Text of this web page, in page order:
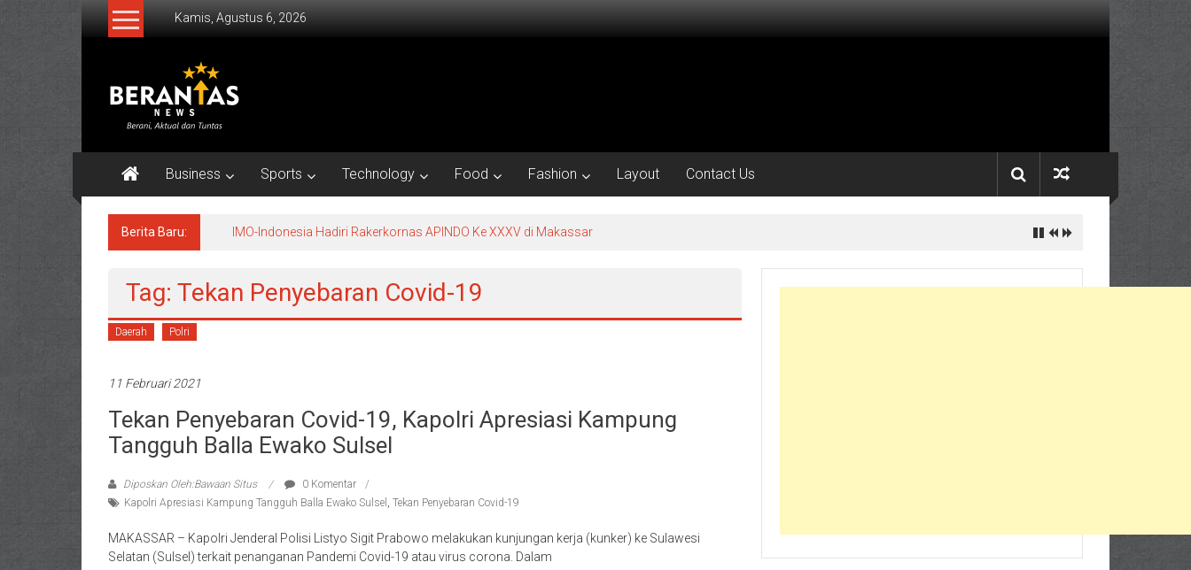
Lompat
Kamis, Agustus 6, 2026
BERANTAS
NEWS
Tuntas.
Business Sports Technology Food Fashion Layout Contact Us
Berita Baru: IMO-Indonesia Hadiri Rakerkornas APINDO Ke XXXV di Makassar
Tag: Tekan Penyebaran Covid-19
Daerah Polri
11 Februari 2021
Tekan Penyebaran Covid-19, Kapolri Apresiasi Kampung
Tangguh Balla Ewako Sulsel
Diposkan Oleh:Bawaan Situs
0 Komentar
Kapolri Apresiasi Kampung Tangguh Balla Ewako Sulsel , Tekan Penyebaran Covid-19
MAKASSAR – Kapolri Jenderal Polisi Listyo Sigit Prabowo melakukan kunjungan kerja (kunker) ke Sulawesi
Selatan (Sulsel) terkait penanganan Pandemi Covid-19 atau virus corona. Dalam